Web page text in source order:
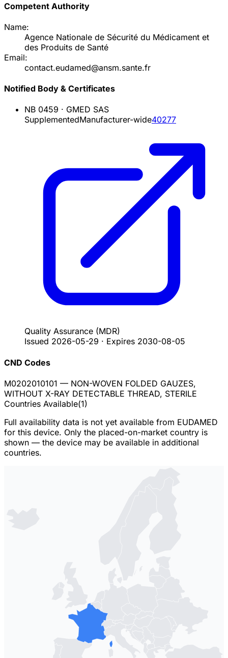
Competent Authority
Name:
Agence Nationale de Sécurité du Médicament et
des Produits de Santé
Email:
contact.eudamed@ansm.sante.fr
Notified Body & Certificates
NB 0459 · GMED SAS
SupplementedManufacturer-wide40277
Quality Assurance (MDR)
Issued 2026-05-29 · Expires 2030-08-05
CND Codes
M0202010101 — NON-WOVEN FOLDED GAUZES,
WITHOUT X-RAY DETECTABLE THREAD, STERILE
Countries Available(1)
Full availability data is not yet available from EUDAMED
for this device. Only the placed-on-market country is
shown — the device may be available in additional
countries.